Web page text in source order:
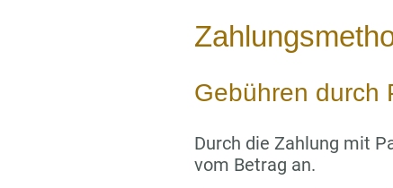
Gebühren durch
Durch die Zahlung mit
vom Betrag an.